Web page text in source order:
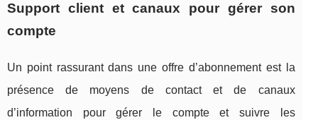
Support client et canaux pour gérer son
compte
Un point rassurant dans une offre d’abonnement est la
présence de moyens de contact et de canaux
d’information pour gérer le compte et suivre les